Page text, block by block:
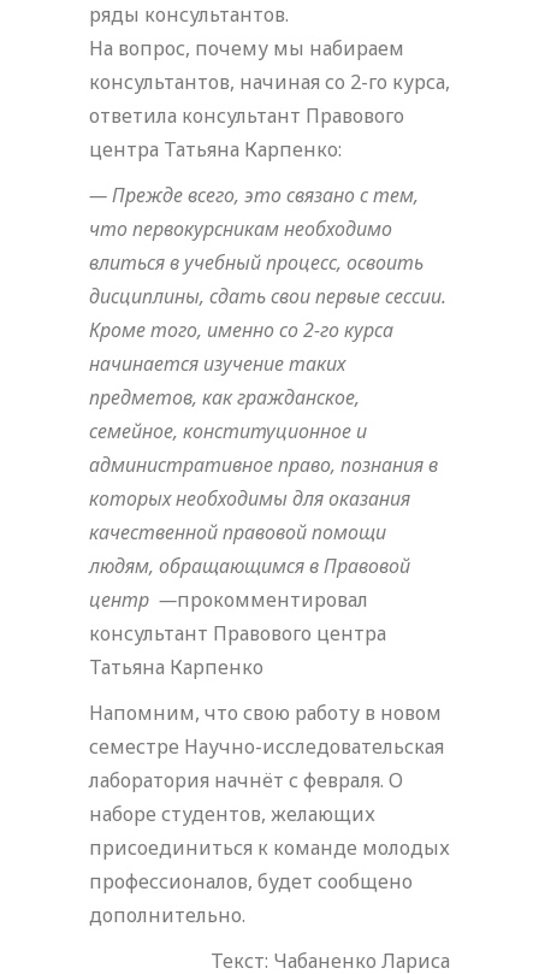
ряды консультантов.
На вопрос, почему мы набираем
консультантов, начиная со 2-го курса,
ответила консультант Правового
центра Татьяна Карпенко:
— Прежде всего, это связано с тем,
что первокурсникам необходимо
влиться в учебный процесс, освоить
дисциплины, сдать свои первые сессии.
Кроме того, именно со 2-го курса
начинается изучение таких
предметов, как гражданское,
семейное, конституционное и
административное право, познания в
которых необходимы для оказания
качественной правовой помощи
людям, обращающимся в Правовой
центр —прокомментировал
консультант Правового центра
Татьяна Карпенко
Напомним, что свою работу в новом
семестре Научно-исследовательская
лаборатория начнёт с февраля. О
наборе студентов, желающих
присоединиться к команде молодых
профессионалов, будет сообщено
дополнительно.
Текст: Чабаненко Лариса